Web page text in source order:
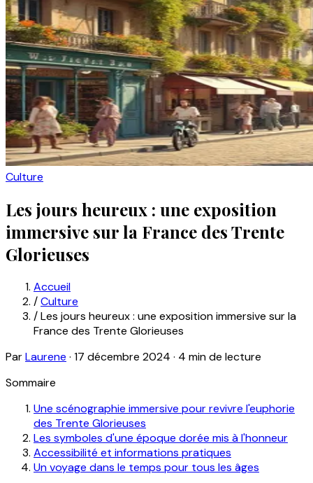
Culture
Les jours heureux : une exposition
immersive sur la France des Trente
Glorieuses
Accueil
/Culture
/Les jours heureux : une exposition immersive sur la
France des Trente Glorieuses
ParLaurene · 17 décembre 2024 · 4 min de lecture
Sommaire
Une scénographie immersive pour revivre l'euphorie
des Trente Glorieuses
Les symboles d'une époque dorée mis à l'honneur
Accessibilité et informations pratiques
Un voyage dans le temps pour tous les âges